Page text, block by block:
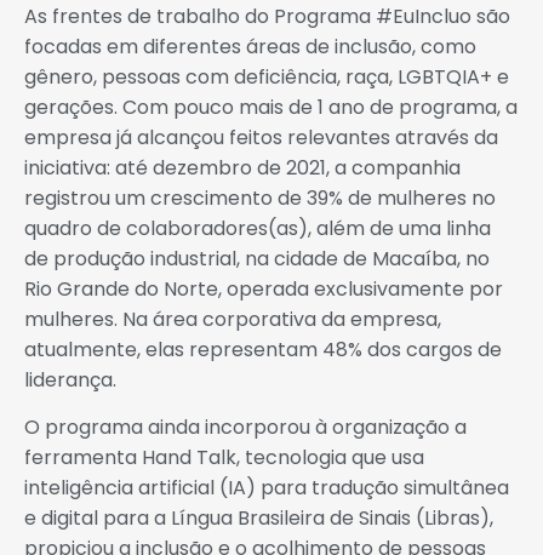
As frentes de trabalho do Programa #EuIncluo são
focadas em diferentes áreas de inclusão, como
gênero, pessoas com deficiência, raça, LGBTQIA+ e
gerações. Com pouco mais de 1 ano de programa, a
empresa já alcançou feitos relevantes através da
iniciativa: até dezembro de 2021, a companhia
registrou um crescimento de 39% de mulheres no
quadro de colaboradores(as), além de uma linha
de produção industrial, na cidade de Macaíba, no
Rio Grande do Norte, operada exclusivamente por
mulheres. Na área corporativa da empresa,
atualmente, elas representam 48% dos cargos de
liderança.
O programa ainda incorporou à organização a
ferramenta Hand Talk, tecnologia que usa
inteligência artificial (IA) para tradução simultânea
e digital para a Língua Brasileira de Sinais (Libras),
propiciou a inclusão e o acolhimento de pessoas